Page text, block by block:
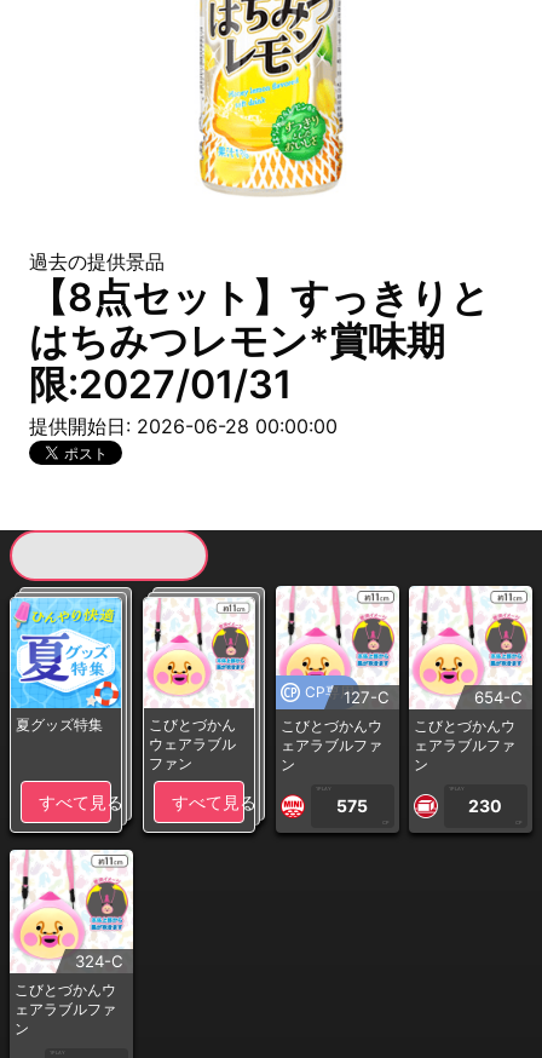
過去の提供景品
【8点セット】すっきりと
はちみつレモン*賞味期
限:2027/01/31
提供開始日: 2026-06-28 00:00:00
夏グッズ特集
すべて見る
こびとづかん
ウェアラブル
ファン
すべて見る
CP専用127-C
こびとづかんウ
ェアラブルファ
ン
1PLAY
575
CP
654-C
こびとづかんウ
ェアラブルファ
ン
1PLAY
230
CP
324-C
こびとづかんウ
ェアラブルファ
ン
1PLAY